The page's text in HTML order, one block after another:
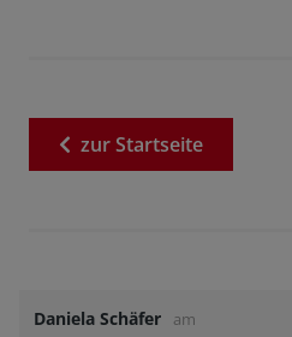
zurStartseite
Daniela Schäfer am